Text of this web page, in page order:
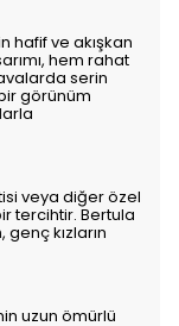
hafif ve akışkan
hem rahat
serin
görünüm
veya diğer özel
tercihtir. Bertula
kızların
uzun ömürlü